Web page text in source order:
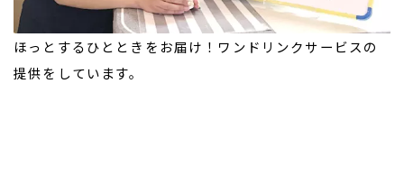
ほっとするひとときをお届け！ワンドリンクサービスの
提供をしています。